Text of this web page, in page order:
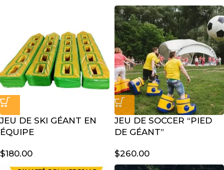
JEU DE SKI GÉANT EN
ÉQUIPE
$180.00
JEU DE SOCCER “PIED
DE GÉANT”
$260.00